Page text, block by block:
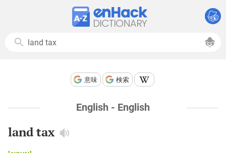
意味 検索
English - English
land tax